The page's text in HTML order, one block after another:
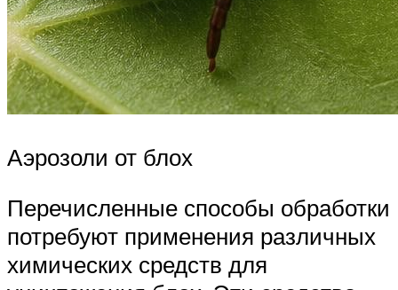
Аэрозоли от блох
Перечисленные способы обработки
потребуют применения различных
химических средств для